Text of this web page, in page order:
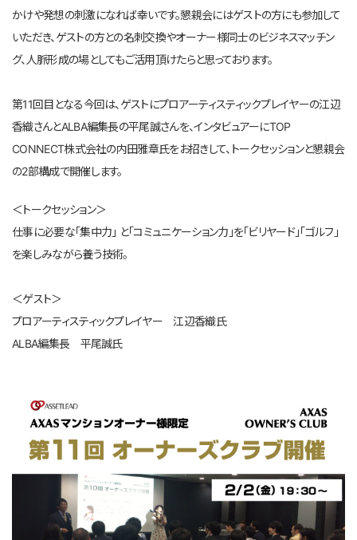
かけや発想の刺激になれば幸いです。懇親会にはゲストの方にも参加して
いただき、ゲストの方との名刺交換やオーナー様同士のビジネスマッチン
グ、人脈形成の場としてもご活用頂けたらと思っております。
第11回目となる今回は、ゲストにプロアーティスティックプレイヤーの江辺
香織さんとALBA編集長の平尾誠さんを、インタビュアーにTOP
CONNECT株式会社の内田雅章氏をお招きして、トークセッションと懇親会
の2部構成で開催します。
＜トークセッション＞
仕事に必要な「集中力」 と「コミュニケーション力」を「ビリヤード」「ゴルフ」
を楽しみながら養う技術。
＜ゲスト＞
プロアーティスティックプレイヤー 江辺香織氏
ALBA編集長 平尾誠氏